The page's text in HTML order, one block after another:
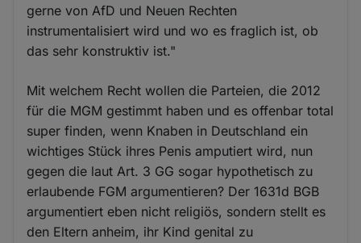
gerne von AfD und Neuen Rechten
instrumentalisiert wird und wo es fraglich ist, ob
das sehr konstruktiv ist."
Mit welchem Recht wollen die Parteien, die 2012
für die MGM gestimmt haben und es offenbar total
super finden, wenn Knaben in Deutschland ein
wichtiges Stück ihres Penis amputiert wird, nun
gegen die laut Art. 3 GG sogar hypothetisch zu
erlaubende FGM argumentieren? Der 1631d BGB
argumentiert eben nicht religiös, sondern stellt es
den Eltern anheim, ihr Kind genital zu